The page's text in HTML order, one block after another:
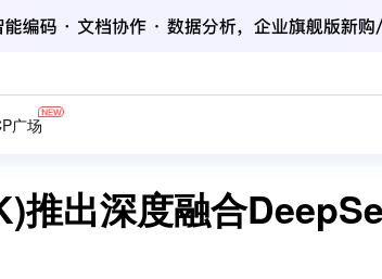
广场
推出深度融合